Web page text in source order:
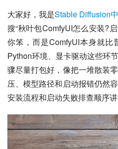
大家好，我是Stable Diffusion
搜“秋叶包ComfyUI怎么安装?
你笨，而是ComfyUI本身就比
Python环境、显卡驱动这些环
骤尽量打包好，像把一堆散装
压、模型路径和启动报错仍然
安装流程和启动失败排查顺序讲